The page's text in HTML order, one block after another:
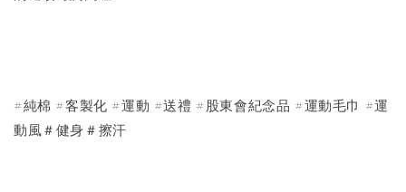
#純棉 #客製化 #運動 #送禮 #股東會紀念品 #運動毛巾 #運
動風＃健身＃擦汗